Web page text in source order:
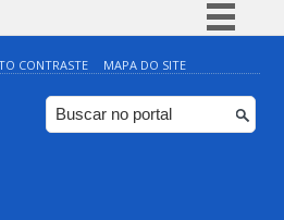
Simplifique!
Comunica BR
Participe
CONTRASTE MAPA DO SITE